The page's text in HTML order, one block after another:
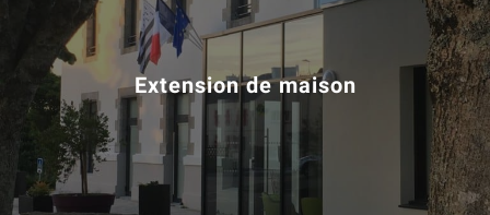
Extension de maison